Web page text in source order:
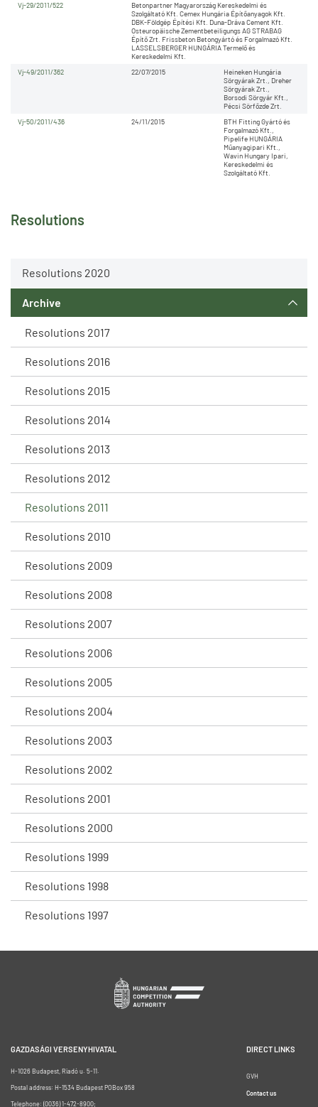
Resolutions
Resolutions 2020
Archive
Resolutions 2017
Resolutions 2016
Resolutions 2015
Resolutions 2014
Resolutions 2013
Resolutions 2012
Resolutions 2011
Resolutions 2010
Resolutions 2009
Resolutions 2008
Resolutions 2007
Resolutions 2006
Resolutions 2005
Resolutions 2004
Resolutions 2003
Resolutions 2002
Resolutions 2001
Resolutions 2000
Resolutions 1999
Resolutions 1998
Resolutions 1997
Vj-29/2011/522
Betonpartner Magyarország Kereskedelmi és
Szolgáltató Kft. Cemex Hungária Építőanyagok Kft.
DBK-Földgép Építési Kft. Duna-Dráva Cement Kft.
Osteuropäische Zementbeteiligungs AG STRABAG
Építő Zrt. Frissbeton Betongyártó és Forgalmazó Kft.
LASSELSBERGER HUNGÁRIA Termelő és
Kereskedelmi Kft.
22/07/2015
Vj-49/2011/362
Heineken Hungária
Sörgyárak Zrt., Dreher
Sörgyárak Zrt.,
Borsodi Sörgyár Kft.,
Pécsi Sörfőzde Zrt.
24/11/2015
Vj-50/2011/436
BTH Fitting Gyártó és
Forgalmazó Kft.,
Pipelife HUNGÁRIA
Műanyagipari Kft.,
Wavin Hungary Ipari,
Kereskedelmi és
Szolgáltató Kft.
GAZDASÁGI VERSENYHIVATAL
H-1026 Budapest, Riadó u. 5-11.
Postal address: H-1534 Budapest POBox 958
Telephone: (0036) 1-472-8900;
DIRECT LINKS
GVH
Contact us